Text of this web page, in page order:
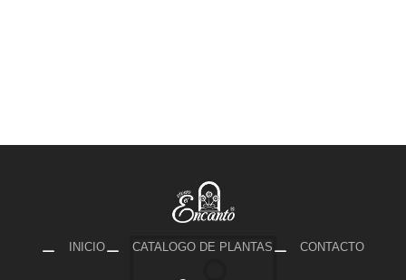
INICIO CATALOGO DE PLANTAS CONTACTO